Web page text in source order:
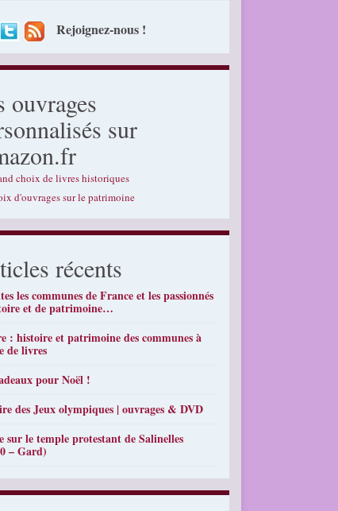
Rejoignez-nous !
ouvrages
sur
choix de livres historiques
d'ouvrages sur le patrimoine
récents
les communes de France et les passionnés
et de patrimoine…
: histoire et patrimoine des communes à
de livres
pour Noël !
des Jeux olympiques | ouvrages & DVD
sur le temple protestant de Salinelles
– Gard)